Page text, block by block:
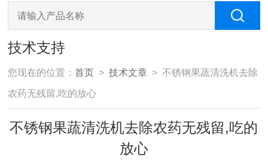
技术支持
您现在的位置：首页 >技术文章 > 不锈钢果蔬清洗机去除
农药无残留,吃的放心
不锈钢果蔬清洗机去除农药无残留,吃的
放心